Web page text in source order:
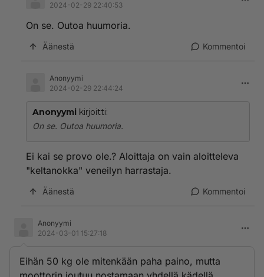
2024-02-29 22:40:53
On se. Outoa huumoria.
Äänestä Kommentoi
Anonyymi
2024-02-29 22:44:24
Anonyymi kirjoitti:
On se. Outoa huumoria.
Ei kai se provo ole.? Aloittaja on vain aloitteleva
"keltanokka" veneilyn harrastaja.
Äänestä Kommentoi
Anonyymi
2024-03-01 15:27:18
Eihän 50 kg ole mitenkään paha paino, mutta